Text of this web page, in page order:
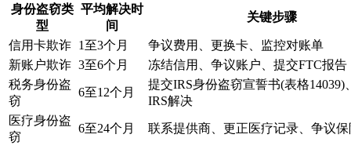
身份盗窃类
型
平均解决时
间
关键步骤
信用卡欺诈 1至3个月
争议费用、更换卡、监控对账单
新账户欺诈 3至6个月
冻结信用、争议账户、提交FTC报告
税务身份盗
窃
6至12个月
提交IRS身份盗窃宣誓书(表格14039)
IRS解决
医疗身份盗
窃
6至24个月 联系提供商、更正医疗记录、争议